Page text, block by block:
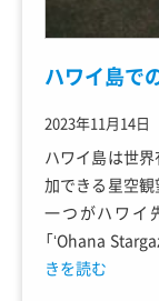
ハワイ島で
2023年11月14日
ハワイ島は世
加できる星空
一つがハワイ
「ʻOhana
きを読む